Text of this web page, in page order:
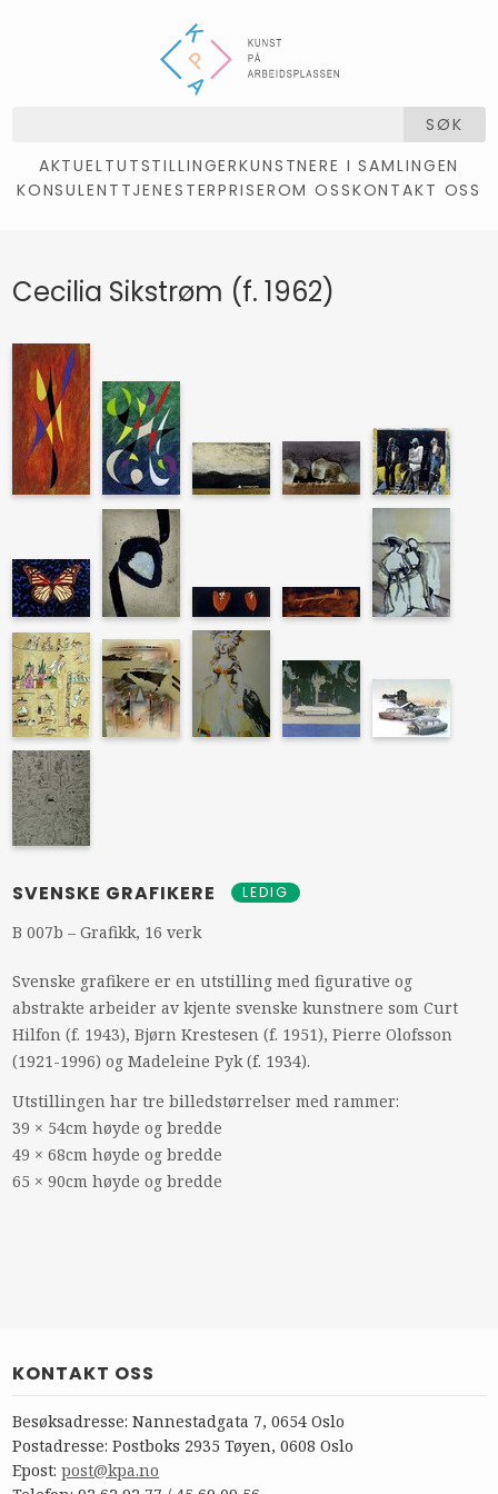
SØK
AKTUELTUTSTILLINGERKUNSTNERE I SAMLINGEN
KONSULENTTJENESTERPRISEROM OSSKONTAKT OSS
Cecilia Sikstrøm (f. 1962)
SVENSKE GRAFIKERE LEDIG
B 007b – Grafikk, 16 verk
Svenske grafikere er en utstilling med figurative og
abstrakte arbeider av kjente svenske kunstnere som Curt
Hilfon (f. 1943), Bjørn Krestesen (f. 1951), Pierre Olofsson
(1921-1996) og Madeleine Pyk (f. 1934).
Utstillingen har tre billedstørrelser med rammer:
39 × 54cm høyde og bredde
49 × 68cm høyde og bredde
65 × 90cm høyde og bredde
KONTAKT OSS
Besøksadresse: Nannestadgata 7, 0654 Oslo
Postadresse: Postboks 2935 Tøyen, 0608 Oslo
Epost:post@kpa.no